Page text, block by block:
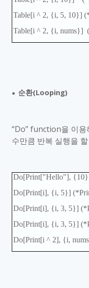
Table[i ^ 2, {i, 5, 10}]
Table[i ^ 2, {i, nums}]
● 순환(Looping)
“Do”function을 이
수만큼 반복 실행을
Do[Print["Hello"],
Do[Print[i], {i, 5}]
Do[Print[i], {i, 3, 5}]
Do[Print[i], {i, 3, 5}]
Do[Print[i ^ 2], {i,